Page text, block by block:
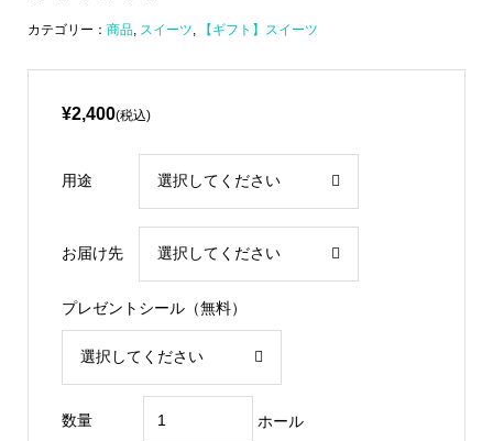
カテゴリー： 商品, スイーツ, 【ギフト】スイーツ
¥2,400(税込)
用途
お届け先
プレゼントシール（無料）
数量 ホール